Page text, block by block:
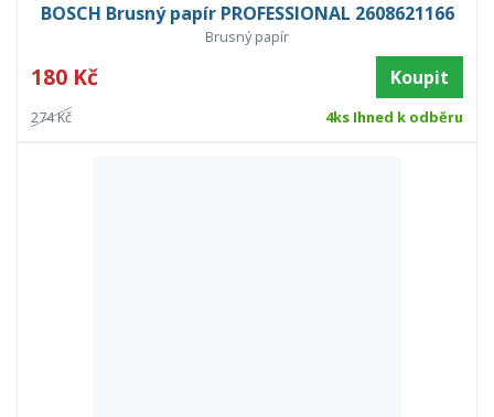
BOSCH Brusný papír PROFESSIONAL 2608621166
Brusný papír
180 Kč Koupit
274 Kč 4ks Ihned k odběru